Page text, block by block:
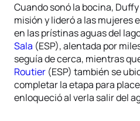
Cuando sonó la bocina,
misión y lideró a las mujeres
en las prístinas aguas del
Sala (ESP), alentada por
seguía de cerca, mientras
Routier (ESP) también se
completar la etapa para
enloqueció al verla salir del